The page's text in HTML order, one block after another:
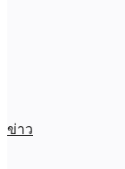
ข่าว